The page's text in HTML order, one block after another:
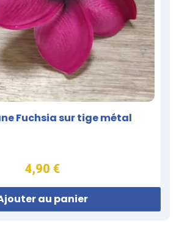
Fuchsia sur tige métal
4,90 €
au panier